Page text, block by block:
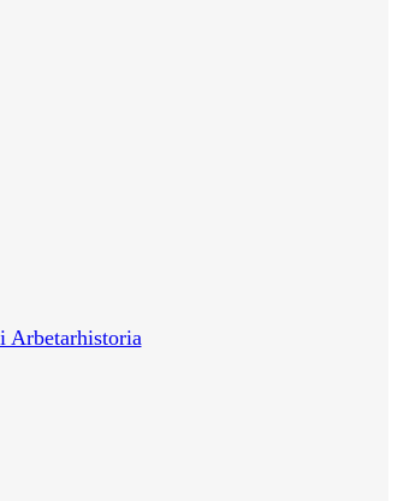
Arbetarhistoria